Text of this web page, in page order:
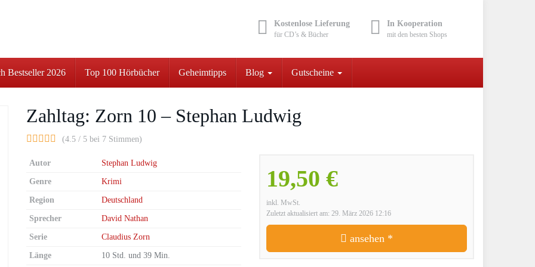
Kostenlose Lieferung
für CD’s & Bücher
In Kooperation
mit den besten Shops
Bestseller 2026 Top 100 Hörbücher Geheimtipps Blog Gutscheine
Zahltag: Zorn 10 – Stephan Ludwig
(4.5 / 5 bei 7 Stimmen)
19,50 €
inkl. MwSt.
Zuletzt aktualisiert am: 29. März 2026 12:16
ansehen *
Autor Stephan Ludwig
Genre Krimi
Region Deutschland
Sprecher David Nathan
Serie Claudius Zorn
Länge 10 Std. und 39 Min.